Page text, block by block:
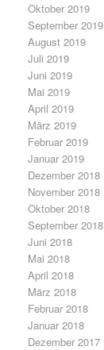
Oktober 2019
September 2019
August 2019
Juli 2019
Juni 2019
Mai 2019
April 2019
März 2019
Februar 2019
Januar 2019
Dezember 2018
November 2018
Oktober 2018
September 2018
Juni 2018
Mai 2018
April 2018
März 2018
Februar 2018
Januar 2018
Dezember 2017